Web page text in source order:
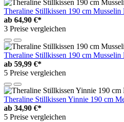
Theraline Stillkissen 190 cm Musselin
ab 64,90 €*
3 Preise vergleichen
Theraline Stillkissen 190 cm Musselin
ab 59,99 €*
5 Preise vergleichen
Theraline Stillkissen Yinnie 190 cm
ab 34,90 €*
5 Preise vergleichen